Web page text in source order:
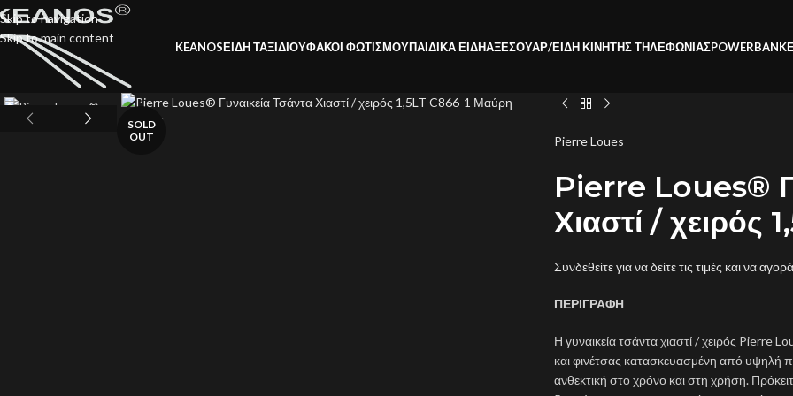
Skip to navigation
Skip to main content
KEANOSΕΙΔΗ ΤΑΞΙΔΙΟΥΦΑΚΟΙ ΦΩΤΙΣΜΟΥΠΑΙΔΙΚΑ ΕΙΔΗΑΞΕΣΟΥΑΡ/ΕΙΔΗ ΚΙΝΗΤΗΣ ΤΗΛΕΦΩΝΙΑΣPOWERBANK
SOLD
OUT
Pierre Loues
Pierre Loues®
Χιαστί / χειρός
Συνδεθείτε για να δείτε τις τιμές και να
ΠΕΡΙΓΡΑΦΗ
Η γυναικεία τσάντα χιαστί / χειρός Pierre
και φινέτσας κατασκευασμένη από υψηλή
ανθεκτική στο χρόνο και στη χρήση.